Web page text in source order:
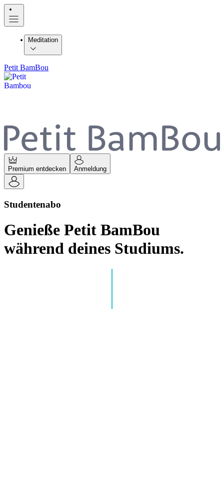
Meditation
Petit BamBou
Premium entdecken Anmeldung
Studentenabo
Genieße Petit BamBou
während deines Studiums.